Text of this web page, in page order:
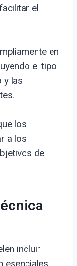
el
en
el tipo
y las
los
a los
de
incluir
esenciales